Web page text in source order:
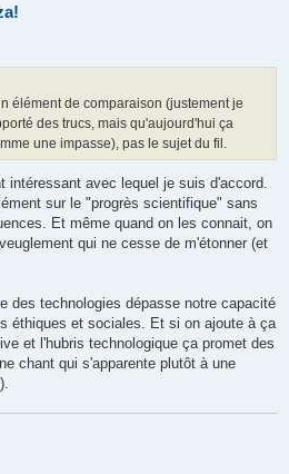
élément de comparaison (justement je
des trucs, mais qu'aujourd'hui ça
une impasse), pas le sujet du fil.
intéressant avec lequel je suis d'accord.
sur le "progrès scientifique" sans
Et même quand on les connait, on
qui ne cesse de m'étonner (et
des technologies dépasse notre capacité
éthiques et sociales. Et si on ajoute à ça
et l'hubris technologique ça promet des
chant qui s'apparente plutôt à une